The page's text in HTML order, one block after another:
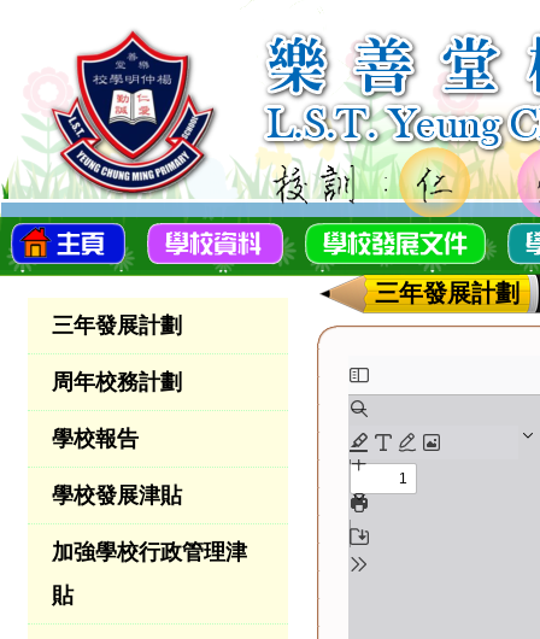
三年發展計劃
周年校務計劃
學校報告
學校發展津貼
加強學校行政管理津
貼
三年發展計劃